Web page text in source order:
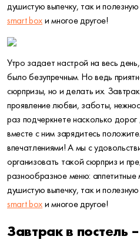
душистую выпечку, так и
smart box и многое другое!
Утро задает настрой на весь
было безупречным. Но ведь
сюрпризы, но и делать их.
проявление любви, заботы,
раз подчеркнете насколько
вместе с ним зарядитесь
впечатлениями! А мы с
организовать такой сюрприз и
разнообразное меню:
душистую выпечку, так и
smart box и многое другое!
Завтрак в постель